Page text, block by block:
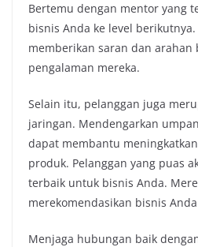
Bertemu dengan mentor yang
bisnis Anda ke level
memberikan saran dan arahan
pengalaman mereka.
Selain itu, pelanggan juga
jaringan. Mendengarkan
dapat membantu
produk. Pelanggan yang puas
terbaik untuk bisnis Anda.
merekomendasikan bisnis
Menjaga hubungan baik